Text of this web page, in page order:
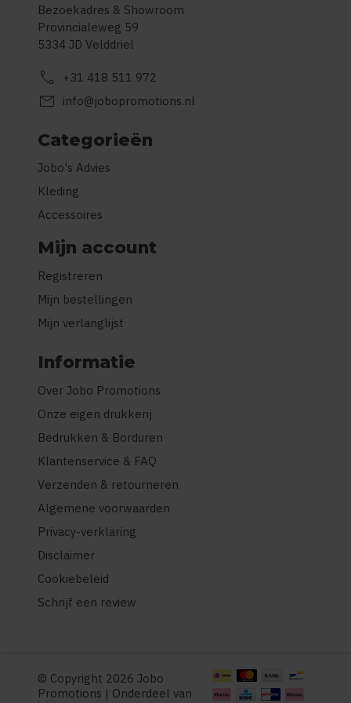
Bezoekadres & Showroom
Provincialeweg 59
5334 JD Velddriel
call +31 418 511 972
mail info@jobopromotions.nl
Categorieën
Jobo's Advies
Kleding
Accessoires
Mijn account
Registreren
Mijn bestellingen
Mijn verlanglijst
Informatie
Over Jobo Promotions
Onze eigen drukkerij
Bedrukken & Borduren
Klantenservice & FAQ
Verzenden & retourneren
Algemene voorwaarden
Privacy-verklaring
Disclaimer
Cookiebeleid
Schrijf een review
© Copyright 2026 Jobo
Promotions | Onderdeel van